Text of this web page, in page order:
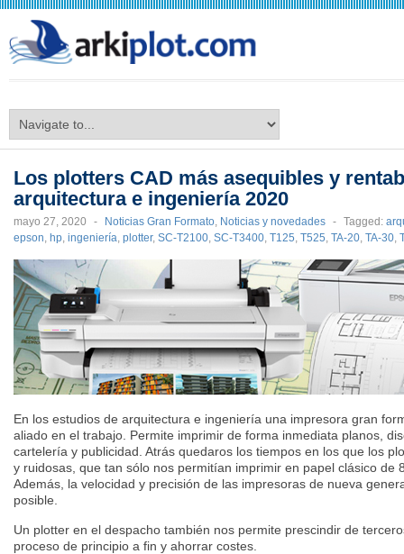
Los plotters CAD más asequibles y
arquitectura e ingeniería 2020
mayo 27, 2020 - Noticias Gran Formato, Noticias y novedades - Tagged:
epson, hp, ingeniería, plotter, SC-T2100, SC-T3400, T125, T525, TA-20, TA-30,
En los estudios de arquitectura e ingeniería una impresora gran
aliado en el trabajo. Permite imprimir de forma inmediata planos,
cartelería y publicidad. Atrás quedaros los tiempos en los que los
y ruidosas, que tan sólo nos permitían imprimir en papel clásico de
Además, la velocidad y precisión de las impresoras de nueva
posible.
Un plotter en el despacho también nos permite prescindir de
proceso de principio a fin y ahorrar costes.